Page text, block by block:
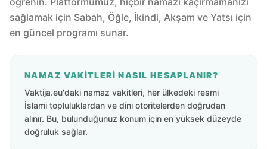
sağlamak için Sabah, Öğle, İkindi, Akşam ve Yatsı için
en güncel programı sunar.
NAMAZ VAKITLERI NASIL HESAPLANIR?
Vaktija.eu'daki namaz vakitleri, her ülkedeki resmi
İslami topluluklardan ve dini otoritelerden doğrudan
alınır. Bu, bulunduğunuz konum için en yüksek düzeyde
doğruluk sağlar.